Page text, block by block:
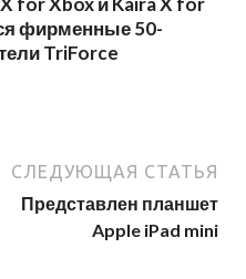
фирменные 50-
TriForce
СЛЕДУЮЩАЯ СТАТЬЯ
Представлен планшет
Apple iPad mini